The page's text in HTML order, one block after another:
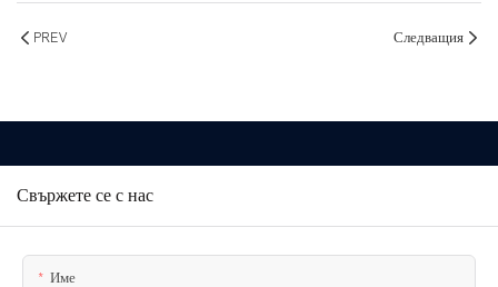
PREV Следващия
Свържете се с нас
Име